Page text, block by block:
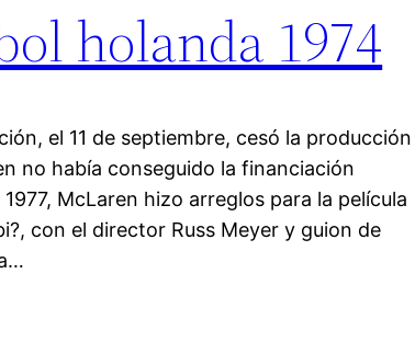
holanda 1974
el 11 de septiembre, cesó la producción
no había conseguido la financiación
McLaren hizo arreglos para la película
con el director Russ Meyer y guion de